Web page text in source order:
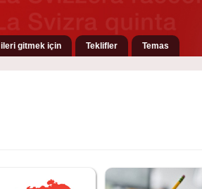
ileri gitmek için Teklifler Temas